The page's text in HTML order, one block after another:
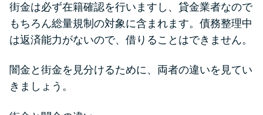
街金は必ず在籍確認を行いますし、貸金業者なので
もちろん総量規制の対象に含まれます。債務整理中
は返済能力がないので、借りることはできません。
闇金と街金を見分けるために、両者の違いを見てい
きましょう。